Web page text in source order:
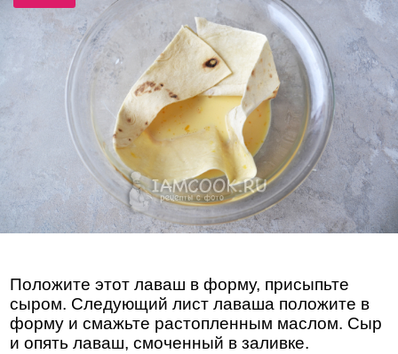
Положите этот лаваш в форму, присыпьте
сыром. Следующий лист лаваша положите в
форму и смажьте растопленным маслом. Сыр
и опять лаваш, смоченный в заливке.